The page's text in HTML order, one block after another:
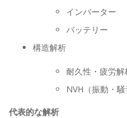
インバーター
バッテリー
構造解析
耐久性・疲労解
NVH（振動・
代表的な解析